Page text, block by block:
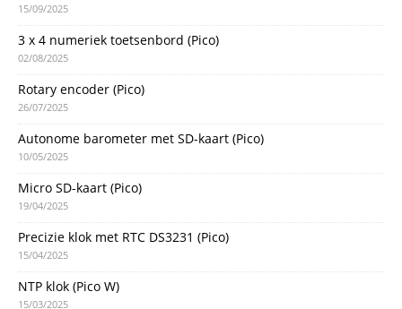
15/09/2025
3 x 4 numeriek toetsenbord (Pico)
02/08/2025
Rotary encoder (Pico)
26/07/2025
Autonome barometer met SD-kaart (Pico)
10/05/2025
Micro SD-kaart (Pico)
19/04/2025
Precizie klok met RTC DS3231 (Pico)
15/04/2025
NTP klok (Pico W)
15/03/2025